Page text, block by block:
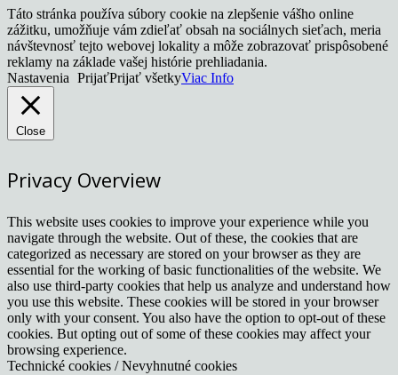
Táto stránka používa súbory cookie na zlepšenie vášho online
zážitku, umožňuje vám zdieľať obsah na sociálnych sieťach, meria
návštevnosť tejto webovej lokality a môže zobrazovať prispôsobené
reklamy na základe vašej histórie prehliadania.
Nastavenia PrijaťPrijať všetkyViac Info
Close
Privacy Overview
This website uses cookies to improve your experience while you
navigate through the website. Out of these, the cookies that are
categorized as necessary are stored on your browser as they are
essential for the working of basic functionalities of the website. We
also use third-party cookies that help us analyze and understand how
you use this website. These cookies will be stored in your browser
only with your consent. You also have the option to opt-out of these
cookies. But opting out of some of these cookies may affect your
browsing experience.
Technické cookies / Nevyhnutné cookies